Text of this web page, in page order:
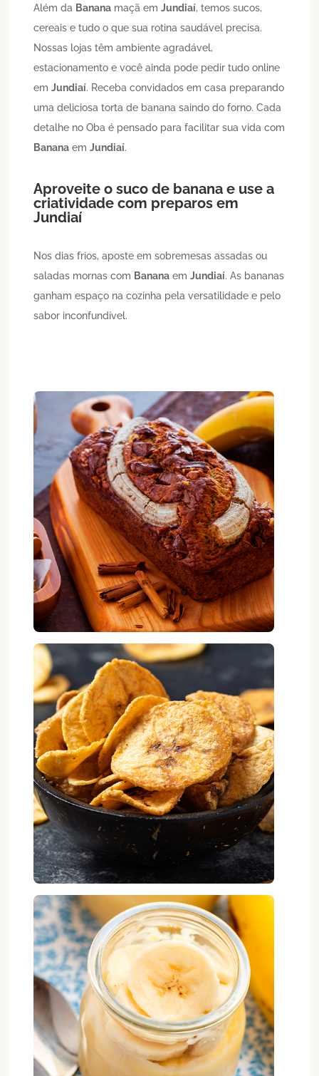
Além da Banana maçã emJundiaí, temos sucos,
cereais e tudo o que sua rotina saudável precisa.
Nossas lojas têm ambiente agradável,
estacionamento e você ainda pode pedir tudo online
emJundiaí. Receba convidados em casa preparando
uma deliciosa torta de banana saindo do forno. Cada
detalhe no Oba é pensado para facilitar sua vida com
Banana emJundiaí.
Aproveite o suco de banana e use a
criatividade com preparos em
Jundiaí
Nos dias frios, aposte em sobremesas assadas ou
saladas mornas com Banana emJundiaí. As bananas
ganham espaço na cozinha pela versatilidade e pelo
sabor inconfundível.